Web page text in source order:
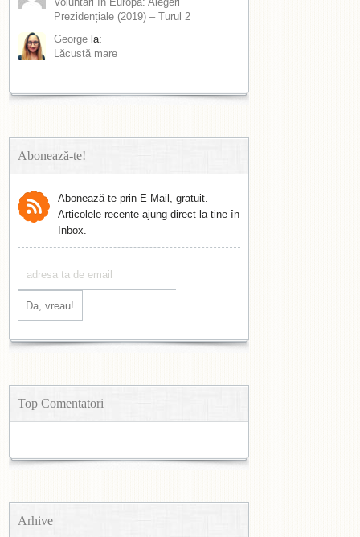
Prezidențiale (2019) – Turul 2
George la:
Lăcustă mare
Abonează-te!
Abonează-te prin E-Mail, gratuit.
Articolele recente ajung direct la tine în
Inbox.
Top Comentatori
Arhive